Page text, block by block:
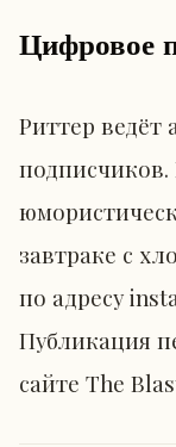
Цифровое
Риттер ведёт
подписчиков.
завтраке с
по адресу
Публикация
сайте The